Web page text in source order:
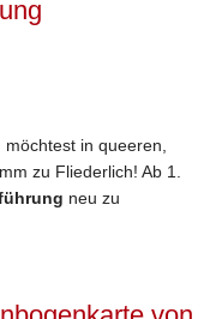
in queeren,
zu Fliederlich! Ab 1.
neu zu